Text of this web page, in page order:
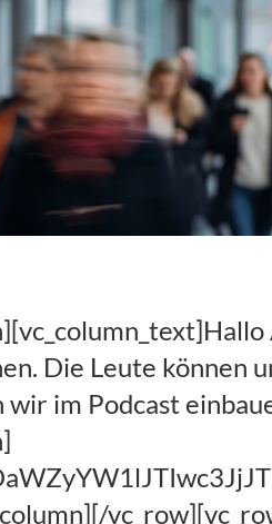
Die Leute können
im Podcast